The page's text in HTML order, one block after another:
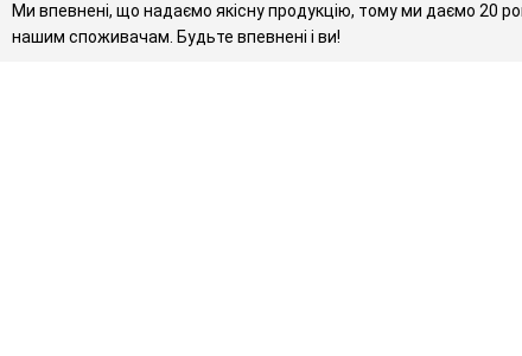
Ми впевнені, що надаємо якісну продукцію, тому ми даємо 20
нашим споживачам. Будьте впевнені і ви!